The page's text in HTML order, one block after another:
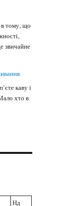
в тому, що
звичайне
шкіру"
каву і
хто в
як питання
Нд